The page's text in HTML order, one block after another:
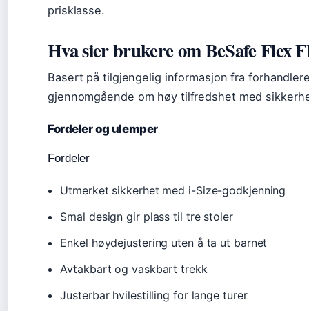
prisklasse.
Hva sier brukere om BeSafe Flex
Basert på tilgjengelig informasjon fra
gjennomgående om høy tilfredshet med
Fordeler og ulemper
Fordeler
Utmerket sikkerhet med i-Size-godkjenning
Smal design gir plass til tre stoler
Enkel høydejustering uten å ta ut barnet
Avtakbart og vaskbart trekk
Justerbar hvilestilling for lange turer